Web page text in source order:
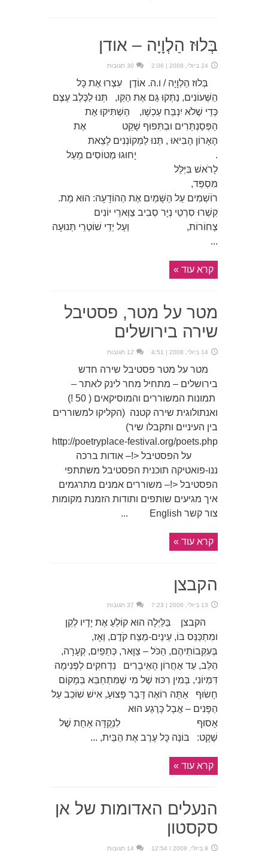
בְּלוּז הַלְוָיָה – אודן
24 ביולי, 2008 | 2:06 30 תגובות
בְּלוּז הַלְוָיָה / ו.ה. אוֹדֶן עִצְרוּ אֶת כָּל
הַשְּׁעוֹנִים, נַתְּקוּ גַּם אֶת הַקַּו, תְּנוּ לַכֶּלֶב עֶצֶם
כְּדֵי שֶׁלֹא יִנְבַּח עַכְשָׁו, הַשְׁתִּיקוּ אֶת
הַפְּסַנְתֵּרִים וּבְתִּפוּף שָׁקֵט אֶת
הָאָרוֹן הָבִיאוּ , תְּנוּ לַמְּקוֹנְנִים לָצֵאת
. יָחוּגוּ מְטוֹסִים מֵעַל
לָרֹאשׁ בִּיְּלֵּל
מִסְפֵּד,
רוֹשְׁמִים עַל הַשָּׁמַיִם אֶת הַהוֹדָעָה: הוּא מֵת.
קִשְׁרוּ סִרְטֵי נְיָּר סְבִיב צַוְּארֵי יוֹנִים
צְחוֹרוֹת, וְעַל יְדֵי שׁוֹטְרֵי תְּנוּעָה
...
קרא עוד »
מטר על מטר, פסטיבל
שירה בירושלים
14 ביולי, 2008 | 4:51 12 תגובות
מטר על מטר פסטיבל שירה חדש
בירושלים – מתחיל מחר לינק לאתר –
תמונות המשוררים והמוסיקאים ( 50 !)
ואנתולוגית שירה קטנה (הקליקו למשוררים
בין העיניים ותקבלו שיר)
http://poetryplace-festival.org/poets.php
על הפסטיבל <!– אודות ברכה
ננו-פואטיקה תוכנית הפסטיבל משתתפי
הפסטיבל <!– משוררים אמנים מתרגמים
איך מגיעים שותפים ותודות הזמנת מקומות
צור קשר English ...
קרא עוד »
הקבצן
13 ביולי, 2008 | 7:23 37 תגובות
הקבצן בַּלַּיְלָה הוּא קוֹלֵעַ אֶת יָדָיו לְקֵן
ומִתְכַּנֵּס בּוֹ, עֵינַיִם-מֵצַח קֹדֶם, וְאָז,
בְּעִקְּבוֹתֵיהֶם, הַכֹּל – צַוָּאר, כְּתֵפַיִם, קְעָרָה,
הַלֵּב, עַד אַחֲרוֹן הָאֵיבָרִים נִדְחקִים לְפְּנִימָה
דִּמְיוֹנִי, בְּמִין רִכּוּז שֶׁל מִי שֶׁמִּתְחַבֵּא בְּמָקוֹם
חָשׂוּף אַתָּה רוֹאֶה דָּבָר פָּצוּעַ, אִישׁ שׁוֹכֵב עַל
הַפָּנִים – אֲבָל כָּרֶגַע הוּא
אָסוּף לִנְקֻדָּה אַחַת שֶׁל
שֶׁקֶט: בּוֹנֶה כָּל עֶרֶב אֶת הַבַּיִת, ...
קרא עוד »
הנעלים האדומות של אן
סקסטון
9 ביולי, 2008 | 12:54 14 תגובות